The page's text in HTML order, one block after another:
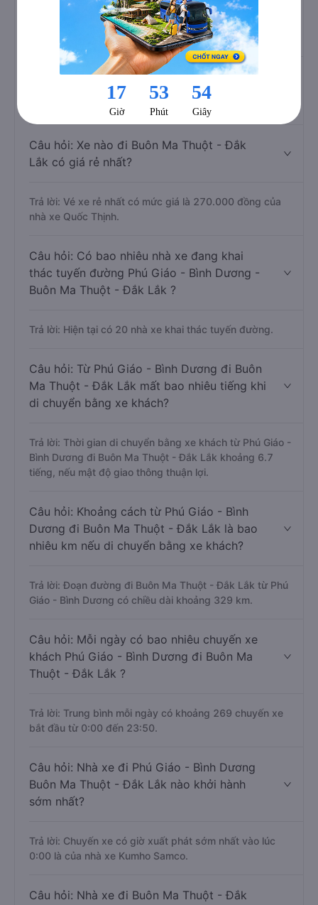
Lắk từ Phú Giáo - Bình Dương được đánh
giá tốt nhất?
Trả lời: Xe đi Buôn Ma Thuột - Đắk Lắk từ Phú Giáo -
Bình Dương được đánh giá chất lượng tốt nhất là những
nhà xe Nguyên Dịu, Lục Mão, Cường Ny.
Câu hỏi: Xe nào đi Buôn Ma Thuột - Đắk
Lắk có giá rẻ nhất?
Trả lời: Vé xe rẻ nhất có mức giá là 270.000 đồng của
nhà xe Quốc Thịnh.
Câu hỏi: Có bao nhiêu nhà xe đang khai
thác tuyến đường Phú Giáo - Bình Dương -
Buôn Ma Thuột - Đắk Lắk ?
Trả lời: Hiện tại có 20 nhà xe khai thác tuyến đường.
Câu hỏi: Từ Phú Giáo - Bình Dương đi Buôn
Ma Thuột - Đắk Lắk mất bao nhiêu tiếng khi
di chuyển bằng xe khách?
Trả lời: Thời gian di chuyển bằng xe khách từ Phú Giáo -
Bình Dương đi Buôn Ma Thuột - Đắk Lắk khoảng 6.7
tiếng, nếu mật độ giao thông thuận lợi.
Câu hỏi: Khoảng cách từ Phú Giáo - Bình
Dương đi Buôn Ma Thuột - Đắk Lắk là bao
nhiêu km nếu di chuyển bằng xe khách?
Trả lời: Đoạn đường đi Buôn Ma Thuột - Đắk Lắk từ Phú
Giáo - Bình Dương có chiều dài khoảng 329 km.
Câu hỏi: Mỗi ngày có bao nhiêu chuyến xe
khách Phú Giáo - Bình Dương đi Buôn Ma
Thuột - Đắk Lắk ?
Trả lời: Trung bình mỗi ngày có khoảng 269 chuyến xe
bắt đầu từ 0:00 đến 23:50.
Câu hỏi: Nhà xe đi Phú Giáo - Bình Dương
Buôn Ma Thuột - Đắk Lắk nào khởi hành
sớm nhất?
Trả lời: Chuyến xe có giờ xuất phát sớm nhất vào lúc
0:00 là của nhà xe Kumho Samco.
Câu hỏi: Nhà xe đi Buôn Ma Thuột - Đắk